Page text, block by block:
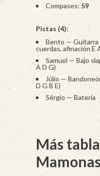
Compases: 59
Pistas (4):
Bento — Guitarra
cuerdas, afinación E
Samuel — Bajo
A D G)
Júlio —
D G B E)
Sérgio — Batería
Más